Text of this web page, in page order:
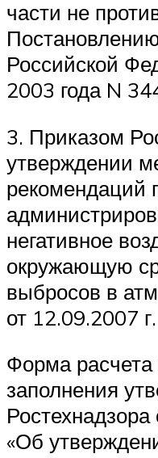
части не
Российской
2003 года N
3. Приказом
утверждении
рекомендаций
негативное
окружающую
выбросов в
от 12.09.2007
Форма
заполнения
«Об